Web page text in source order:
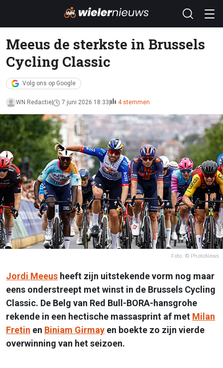
Meeus de sterkste in Brussels
Cycling Classic
Volg ons op Google
WN Redactie 7 juni 2026 18:33 4 stemmen
Foto: © PhotoNews
Jordi Meeus heeft zijn uitstekende vorm nog maar
eens onderstreept met winst in de Brussels Cycling
Classic. De Belg van Red Bull-BORA-hansgrohe
rekende in een hectische massasprint af met Milan
Fretin en Biniam Girmay en boekte zo zijn vierde
overwinning van het seizoen.